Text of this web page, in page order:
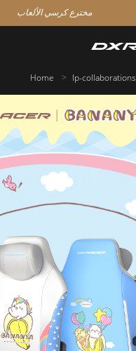
مخترع كرسي الألعاب
Home Ip-collaborations